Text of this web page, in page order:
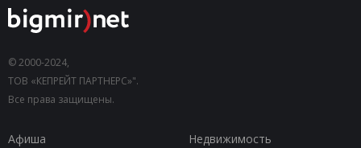
© 2000-2024,
ТОВ «КЕПРЕЙТ ПАРТНЕРС»".
Все права защищены.
Афиша
Недвижимость